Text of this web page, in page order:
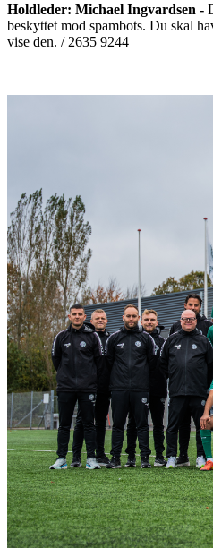
Holdleder: Michael Ingvardsen -
beskyttet mod spambots. Du skal
vise den. / 2635 9244